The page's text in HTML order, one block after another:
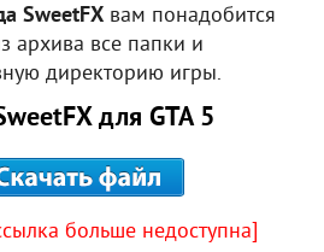
SweetFX вам понадобится
архива все папки и
директорию игры.
для GTA 5
больше недоступна]